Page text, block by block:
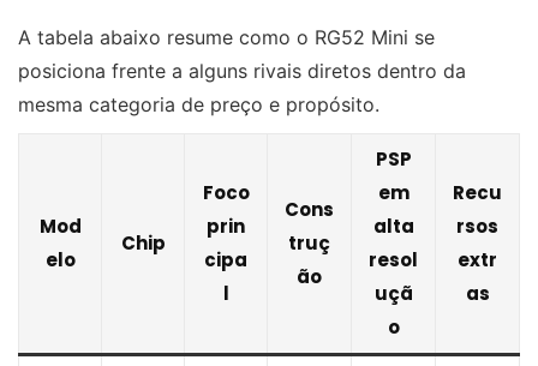
A tabela abaixo resume como o RG52 Mini se
posiciona frente a alguns rivais diretos dentro da
mesma categoria de preço e propósito.
Mod
elo
Chip
Foco
prin
cipa
l
Cons
truç
ão
PSP
em
alta
resol
uçã
o
Recu
rsos
extr
as